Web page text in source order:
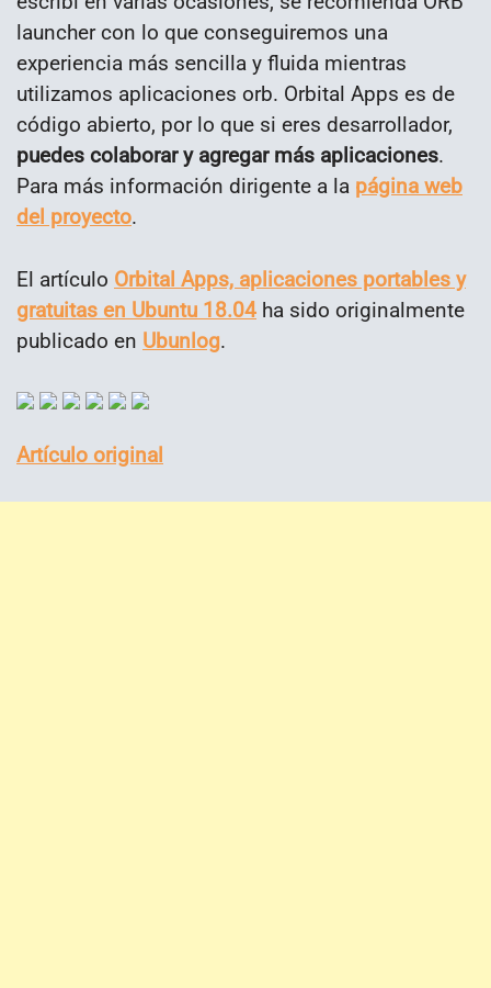
launcher con lo que conseguiremos una
experiencia más sencilla y fluida mientras
utilizamos aplicaciones orb. Orbital Apps es de
código abierto, por lo que si eres desarrollador,
puedes colaborar y agregar más aplicaciones.
Para más información dirigente a la página web
del proyecto.
El artículo Orbital Apps, aplicaciones portables y
gratuitas en Ubuntu 18.04 ha sido originalmente
publicado en Ubunlog.
Artículo original